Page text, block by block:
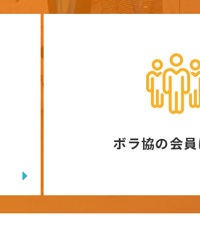
ボラ協の会